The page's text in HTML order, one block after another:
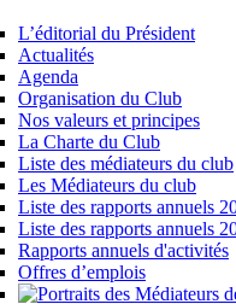
L’éditorial du Président
Actualités
Agenda
Organisation du Club
Nos valeurs et principes
La Charte du Club
Liste des médiateurs du club
Les Médiateurs du club
Liste des rapports annuels
Liste des rapports annuels
Rapports annuels d'activités
Offres d’emplois